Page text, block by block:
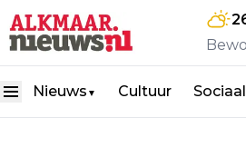
Nieuws ▼ Cultuur